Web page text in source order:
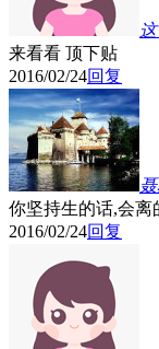
来看看 顶下贴
2016/02/24回复
你坚持生的话,会离
2016/02/24回复